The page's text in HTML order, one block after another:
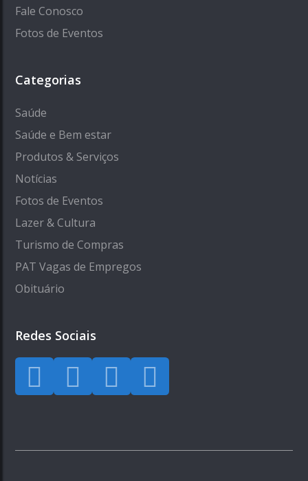
Fale Conosco
Fotos de Eventos
Categorias
Saúde
Saúde e Bem estar
Produtos & Serviços
Notícias
Fotos de Eventos
Lazer & Cultura
Turismo de Compras
PAT Vagas de Empregos
Obituário
Redes Sociais